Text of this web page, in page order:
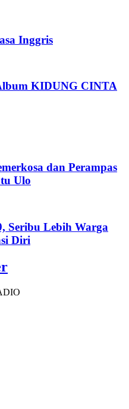
Inggris
KIDUNG CINTA
dan Perampas
Ulo
Seribu Lebih Warga
Diri